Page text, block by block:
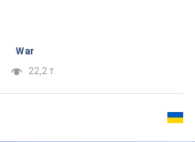
War
22,2 т.